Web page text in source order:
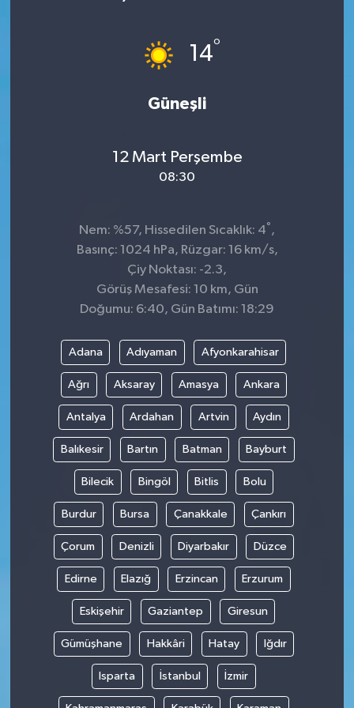
14°
Güneşli
12 Mart Perşembe
08:30
Nem: %57, Hissedilen Sıcaklık: 4° ,
Basınç: 1024 hPa, Rüzgar: 16 km/s,
Çiy Noktası: -2.3,
Görüş Mesafesi: 10 km, Gün
Doğumu: 6:40, Gün Batımı: 18:29
Adana Adıyaman Afyonkarahisar
Ağrı Aksaray Amasya Ankara
Antalya Ardahan Artvin Aydın
Balıkesir Bartın Batman Bayburt
Bilecik Bingöl Bitlis Bolu
Burdur Bursa Çanakkale Çankırı
Çorum Denizli Diyarbakır Düzce
Edirne Elazığ Erzincan Erzurum
Eskişehir Gaziantep Giresun
Gümüşhane Hakkâri Hatay Iğdır
Isparta İstanbul İzmir
SİVİL TOPLUM
SOSYAL YAŞAM
ULUSAL HABERLER